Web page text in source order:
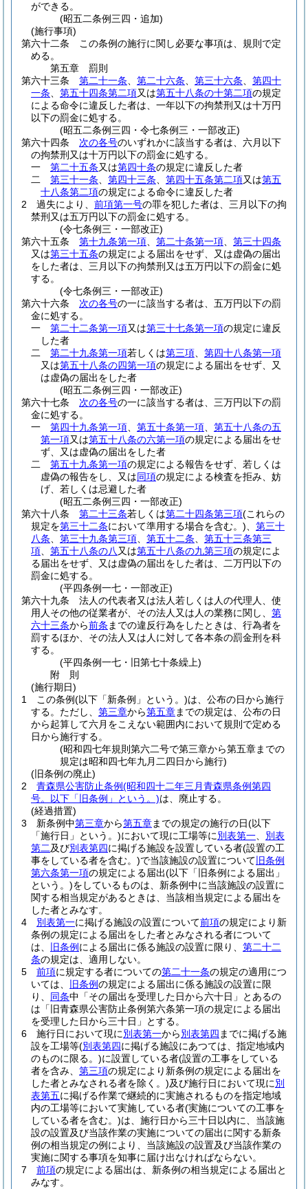
ができる。
(昭五二条例三四・追加)
(施行事項)
第六十二条
この条例の施行に関し必要な事項は、規則で定
める。
第五章
罰則
第六十三条
第二十一条 第二十六条 第三十六条
第四十
一条
第五十四条第二項又は第五十八条の十第二項の規定
による命令に違反した者は、一年以下の拘禁刑又は十万円
以下の罰金に処する。
(昭五二条例三四・令七条例三・一部改正)
第六十四条
次の各号のいずれかに該当する者は、六月以下
の拘禁刑又は十万円以下の罰金に処する。
一
第二十五条又は第四十条の規定に違反した者
二
第三十一条 第四十三条 第四十五条第二項又は第五
十八条第二項の規定による命令に違反した者
2
過失により、 前項第一号の罪を犯した者は、三月以下の拘
禁刑又は五万円以下の罰金に処する。
(令七条例三・一部改正)
第六十五条
第十九条第一項 第二十条第一項
第三十四条
又は第三十五条の規定による届出をせず、又は虚偽の届出
をした者は、三月以下の拘禁刑又は五万円以下の罰金に処
する。
(令七条例三・一部改正)
第六十六条
次の各号の一に該当する者は、五万円以下の罰
金に処する。
一
第二十二条第一項又は第三十七条第一項の規定に違反
した者
二
第二十九条第一項若しくは第三項
第四十八条第一項
又は第五十八条の四第一項の規定による届出をせず、又
は虚偽の届出をした者
(昭五二条例三四・一部改正)
第六十七条
次の各号の一に該当する者は、三万円以下の罰
金に処する。
一
第四十九条第一項 第五十条第一項
第五十八条の五
第一項又は第五十八条の六第一項の規定による届出をせ
ず、又は虚偽の届出をした者
二
第五十九条第一項の規定による報告をせず、若しくは
虚偽の報告をし、又は同項の規定による検査を拒み、妨
げ、若しくは忌避した者
(昭五二条例三四・一部改正)
第六十八条
第二十三条若しくは第二十四条第三項(これらの
規定を第三十二条において準用する場合を含む。)
第三十
八条
第三十九条第三項 第五十二条
第五十三条第三
項
第五十八条の八 又は第五十八条の九第三項の規定によ
る届出をせず、又は虚偽の届出をした者は、二万円以下の
罰金に処する。
(平四条例一七・一部改正)
第六十九条
法人の代表者又は法人若しくは人の代理人、使
用人その他の従業者が、その法人又は人の業務に関し、 第
六十三条から前条 までの違反行為をしたときは、行為者を
罰するほか、その法人又は人に対して各本条の罰金刑を科
する。
(平四条例一七・旧第七十条繰上)
附 則
(施行期日)
1
この条例(以下「新条例」という。)は、公布の日から施行
する。 ただし、 第三章から第五章までの規定は、公布の日
から起算して六月をこえない範囲内において規則で定める
日から施行する。
(昭和四七年規則第六二号で第三章から第五章までの
規定は昭和四七年九月二四日から施行)
(旧条例の廃止)
2
青森県公害防止条例(昭和四十二年三月青森県条例第四
号。以下「旧条例」という。)は、廃止する。
(経過措置)
3
新条例中第三章から第五章までの規定の施行の日(以下
「施行日」という。)において現に工場等に別表第一
別表
第二及び別表第四に掲げる施設を設置している者(設置の工
事をしている者を含む。)で当該施設の設置について 旧条例
第六条第一項の規定による届出(以下「旧条例による届出」
という。)をしているものは、新条例中に当該施設の設置に
関する相当規定があるときは、当該相当規定による届出を
した者とみなす。
4
別表第一に掲げる施設の設置について前項の規定により新
条例の規定による届出をした者とみなされる者について
は、
旧条例 による届出に係る施設の設置に限り、 第二十二
条の規定は、適用しない。
5
前項に規定する者についての第二十一条の規定の適用につ
いては、
旧条例の規定による届出に係る施設の設置に限
り、 同条中「その届出を受理した日から六十日」とあるの
は「旧青森県公害防止条例第六条第一項の規定による届出
を受理した日から三十日」とする。
6
施行日において現に別表第一から別表第四 までに掲げる施
設を工場等(別表第四に掲げる施設にあつては、指定地域内
のものに限る。)に設置している者(設置の工事をしている
者を含み、 第三項の規定により新条例の規定による届出を
した者とみなされる者を除く。)及び施行日において現に別
表第五に掲げる作業で継続的に実施されるものを指定地域
内の工場等において実施している者(実施についての工事を
している者を含む。)は、施行日から三十日以内に、当該施
設の設置及び当該作業の実施についての届出に関する新条
例の相当規定の例により、当該施設の設置及び当該作業の
実施に関する事項を知事に届け出なければならない。
7
前項の規定による届出は、新条例の相当規定による届出と
みなす。